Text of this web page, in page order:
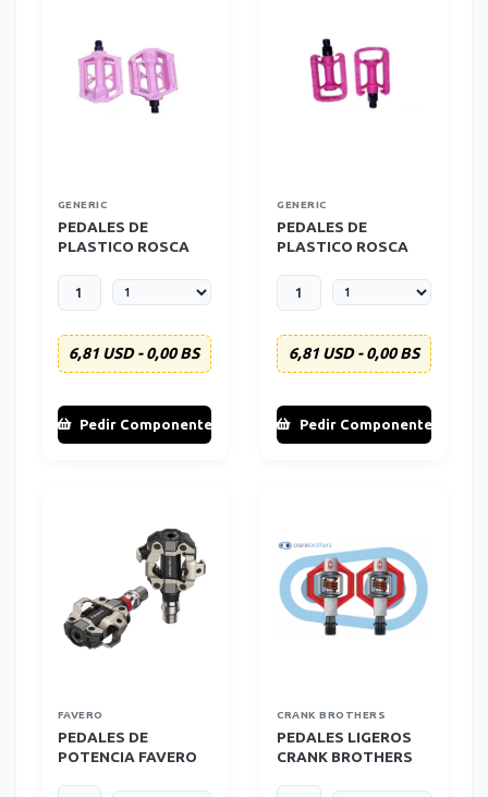
GENERIC
PEDALES DE
PLASTICO ROSCA
6,81 USD - 0,00 BS
Pedir Componente
GENERIC
PEDALES DE
PLASTICO ROSCA
NIÑOS
6,81 USD - 0,00 BS
Pedir Componente
FAVERO
PEDALES DE
POTENCIA FAVERO
CRANK BROTHERS
PEDALES LIGEROS
CRANK BROTHERS